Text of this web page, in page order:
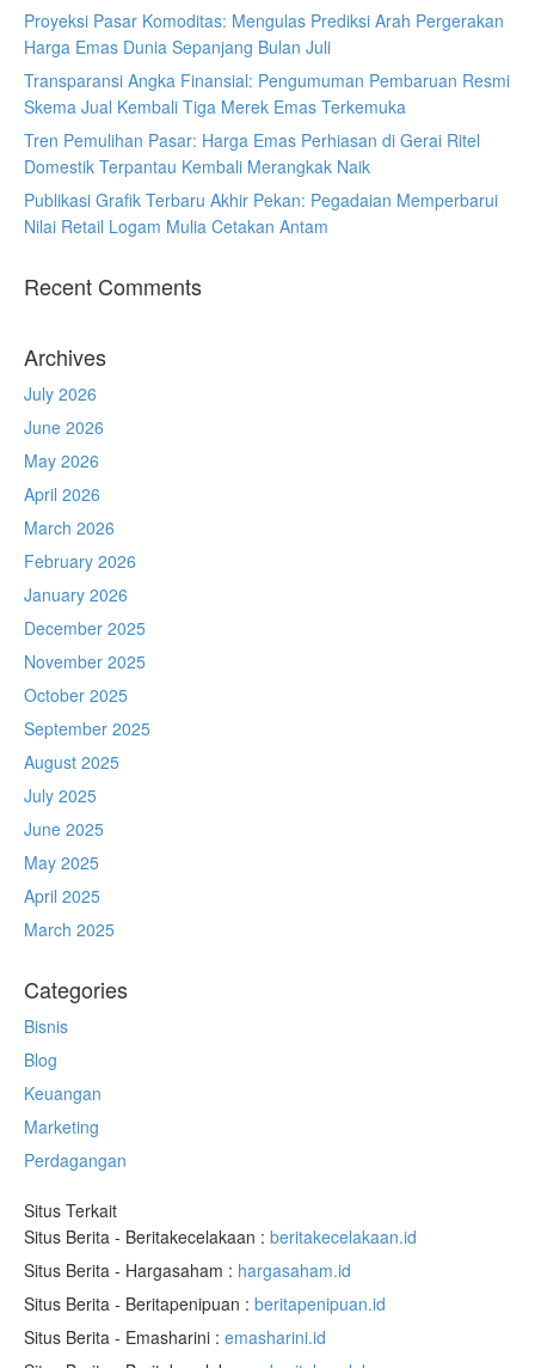
Proyeksi Pasar Komoditas: Mengulas Prediksi Arah Pergerakan
Harga Emas Dunia Sepanjang Bulan Juli
Transparansi Angka Finansial: Pengumuman Pembaruan Resmi
Skema Jual Kembali Tiga Merek Emas Terkemuka
Tren Pemulihan Pasar: Harga Emas Perhiasan di Gerai Ritel
Domestik Terpantau Kembali Merangkak Naik
Publikasi Grafik Terbaru Akhir Pekan: Pegadaian Memperbarui
Nilai Retail Logam Mulia Cetakan Antam
Recent Comments
Archives
July 2026
June 2026
May 2026
April 2026
March 2026
February 2026
January 2026
December 2025
November 2025
October 2025
September 2025
August 2025
July 2025
June 2025
May 2025
April 2025
March 2025
Categories
Bisnis
Blog
Keuangan
Marketing
Perdagangan
Situs Terkait
Situs Berita - Beritakecelakaan : beritakecelakaan.id
Situs Berita - Hargasaham : hargasaham.id
Situs Berita - Beritapenipuan : beritapenipuan.id
Situs Berita - Emasharini : emasharini.id